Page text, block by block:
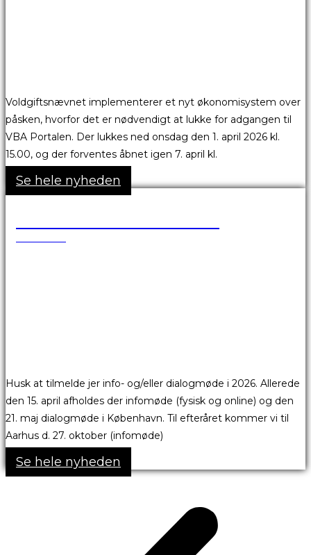
Voldgiftsnævnet implementerer et nyt økonomisystem over
påsken, hvorfor det er nødvendigt at lukke for adgangen til
VBA Portalen. Der lukkes ned onsdag den 1. april 2026 kl.
15.00, og der forventes åbnet igen 7. april kl.
Se hele nyheden
Husk at tilmelde jer info- og/eller dialogmøde i 2026. Allerede
den 15. april afholdes der infomøde (fysisk og online) og den
21. maj dialogmøde i København. Til efteråret kommer vi til
Aarhus d. 27. oktober (infomøde)
Se hele nyheden